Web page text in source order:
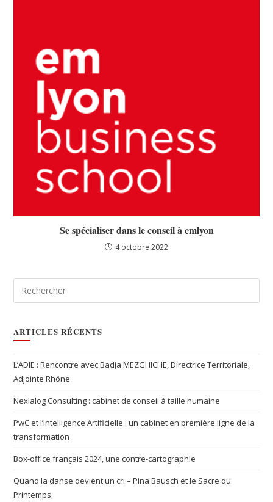
Se spécialiser dans le conseil à emlyon
4 octobre 2022
ARTICLES RÉCENTS
L’ADIE : Rencontre avec Badja MEZGHICHE, Directrice Territoriale,
Adjointe Rhône
Nexialog Consulting : cabinet de conseil à taille humaine
PwC et l’Intelligence Artificielle : un cabinet en première ligne de la
transformation
Box-office français 2024, une contre-cartographie
Quand la danse devient un cri – Pina Bausch et le Sacre du
Printemps.